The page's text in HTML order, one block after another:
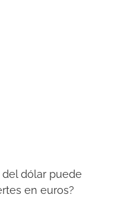
dólar puede
en euros?